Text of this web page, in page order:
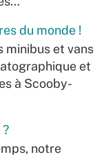
du monde !
minibus et vans
et
à Scooby-
notre